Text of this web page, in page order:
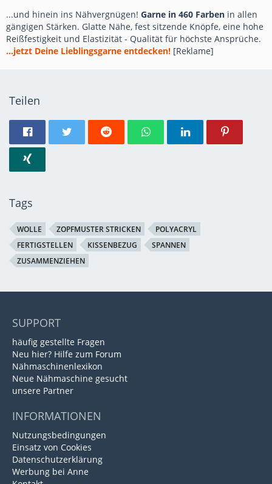
...und hinein ins Nähvergnügen! Garne in 460 Farben in allen
gängigen Stärken. Glatte Nähe, fest sitzende Knöpfe, eine hohe
Reißfestigkeit und Elastizität - Qualität für höchste Ansprüche.
...jetzt Deine Lieblingsgarne entdecken! [Reklame]
Teilen
Tags
WOLLE ZOPFMUSTER STRICKEN
POLYACRYL
FERTIGSTELLEN
KISSENBEZUG
SPANNEN
ZUSAMMENZIEHEN
SUPPORT
häufig gestellte Fragen
Neu hier? Hilfe zum Forum
Nähmaschinenlexikon
Neue Nähmaschine gesucht
unsere Partner
INFORMATIONEN
Nutzungsbedingungen
Einsatz von Cookies
Datenschutzerklärung
Werbung bei Anne